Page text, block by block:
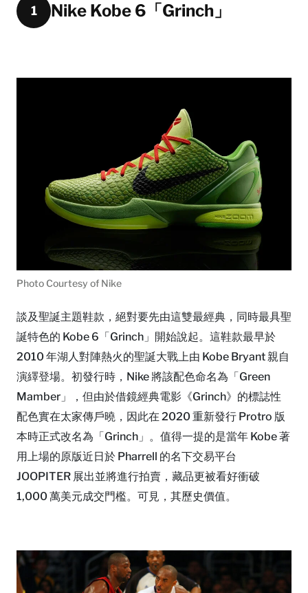
1 Nike Kobe 6「Grinch」
Photo Courtesy of Nike
談及聖誕主題鞋款，絕對要先由這雙最經典，同時最具聖
誕特色的 Kobe 6「Grinch」開始說起。這鞋款最早於
2010 年湖人對陣熱火的聖誕大戰上由 Kobe Bryant 親自
演繹登場。初發行時，Nike 將該配色命名為「Green
Mamber」，但由於借鏡經典電影《Grinch》的標誌性
配色實在太家傳戶曉，因此在 2020 重新發行 Protro 版
本時正式改名為「Grinch」。值得一提的是當年 Kobe 著
用上場的原版近日於 Pharrell 的名下交易平台
JOOPITER 展出並將進行拍賣，藏品更被看好衝破
1,000 萬美元成交門檻。可見，其歷史價值。